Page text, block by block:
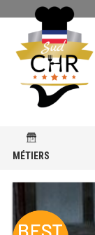
MÉTIERS
ACCUEIL »BOUTIQUE